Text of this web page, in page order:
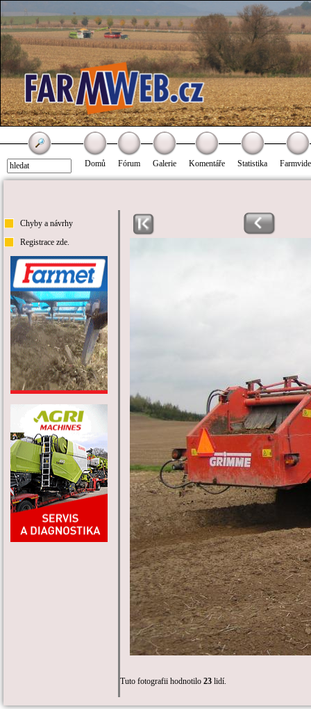
Domů Fórum Galerie Komentáře Statistika
Chyby a návrhy
Registrace zde.
Tuto fotografii hodnotilo 23 lidí.